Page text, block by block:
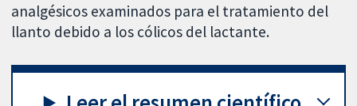
analgésicos examinados para el tratamiento del
llanto debido a los cólicos del lactante.